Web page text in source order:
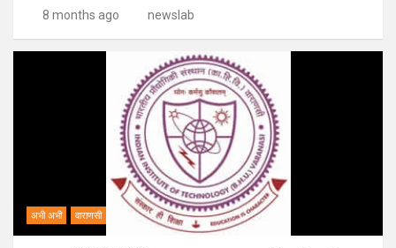
8 months ago newslab
अभी अभी वाराणसी